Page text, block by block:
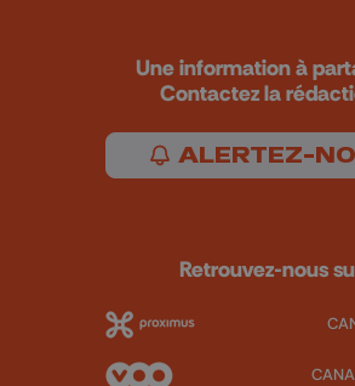
Une information à
Contactez la
ALERTEZ-
Retrouvez-nous